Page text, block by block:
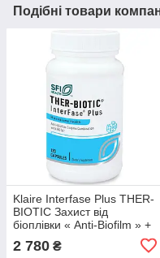
Подібні товари
Klaire Interfase Plus THER-
BIOTIC Захист від
біоплівки « Anti-Biofilm » +
EDTA 120 капсул. BX116
2 780 ₴